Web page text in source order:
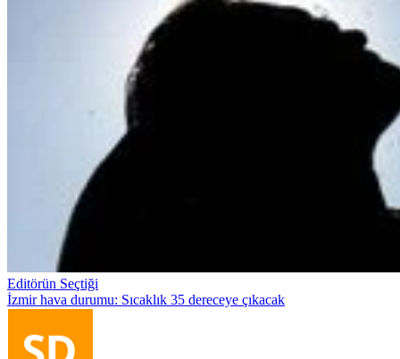
Editörün Seçtiği
İzmir hava durumu: Sıcaklık 35 dereceye çıkacak